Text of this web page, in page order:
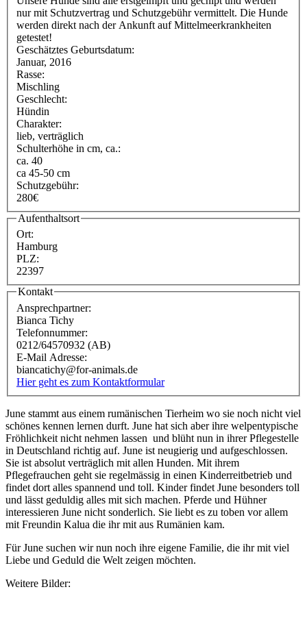
nur mit Schutzvertrag und Schutzgebühr vermittelt. Die Hunde
werden direkt nach der Ankunft auf Mittelmeerkrankheiten
getestet!
Geschätztes Geburtsdatum:
Januar, 2016
Rasse:
Mischling
Geschlecht:
Hündin
Charakter:
lieb, verträglich
Schulterhöhe in cm, ca.:
ca. 40
ca 45-50 cm
Schutzgebühr:
280€
Aufenthaltsort
Ort:
Hamburg
PLZ:
22397
Kontakt
Ansprechpartner:
Bianca Tichy
Telefonnummer:
0212/64570932 (AB)
E-Mail Adresse:
biancatichy@for-animals.de
Hier geht es zum Kontaktformular
June stammt aus einem rumänischen Tierheim wo sie noch nicht viel
schönes kennen lernen durft. June hat sich aber ihre welpentypische
Fröhlichkeit nicht nehmen lassen und blüht nun in ihrer Pflegestelle
in Deutschland richtig auf. June ist neugierig und aufgeschlossen.
Sie ist absolut verträglich mit allen Hunden. Mit ihrem
Pflegefrauchen geht sie regelmässig in einen Kinderreitbetrieb und
findet dort alles spannend und toll. Kinder findet June besonders toll
und lässt geduldig alles mit sich machen. Pferde und Hühner
interessieren June nicht sonderlich. Sie liebt es zu toben vor allem
mit Freundin Kalua die ihr mit aus Rumänien kam.
Für June suchen wir nun noch ihre eigene Familie, die ihr mit viel
Liebe und Geduld die Welt zeigen möchten.
Weitere Bilder: